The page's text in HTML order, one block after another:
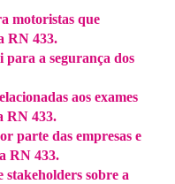
motoristas que
RN 433.
a segurança dos
aos exames
RN 433.
parte das empresas e
RN 433.
stakeholders sobre a